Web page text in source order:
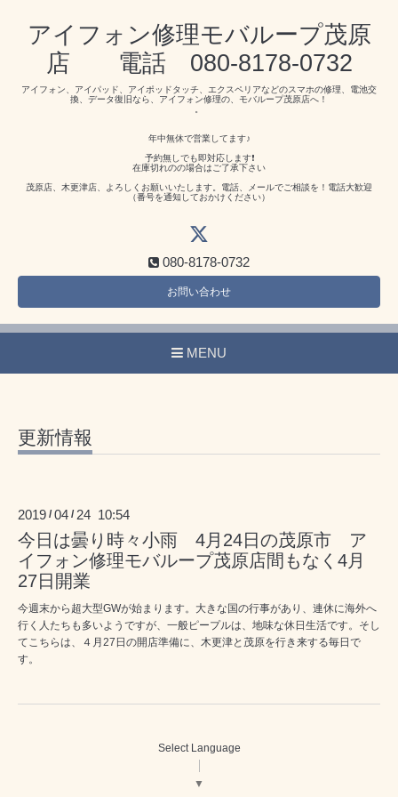
アイフォン修理モバループ茂原
店 電話 080-8178-0732
アイフォン、アイパッド、アイポッドタッチ、エクスペリアなどのスマホの修理、電池交
換、データ復旧なら、アイフォン修理の、モバループ茂原店へ！
年中無休で営業してます♪
予約無しでも即対応します❗️
在庫切れのの場合はご了承下さい
茂原店、木更津店、よろしくお願いいたします。電話、メールでご相談を！電話大歓迎
（番号を通知しておかけください）
080-8178-0732
お問い合わせ
MENU
更新情報
2019 /04 / 24 10:54
今日は曇り時々小雨 4月24日の茂原市 ア
イフォン修理モバループ茂原店間もなく4月
27日開業
今週末から超大型GWが始まります。大きな国の行事があり、連休に海外へ
行く人たちも多いようですが、一般ピープルは、地味な休日生活です。そし
てこちらは、４月27日の開店準備に、木更津と茂原を行き来する毎日で
す。
Select Language
▼